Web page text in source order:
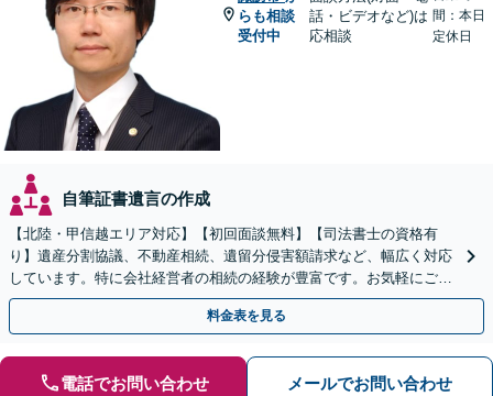
らも相談
受付中
話・ビデオなど)は
応相談
間：本日
定休日
自筆証書遺言の作成
【北陸・甲信越エリア対応】【初回面談無料】【司法書士の資格有
り】遺産分割協議、不動産相続、遺留分侵害額請求など、幅広く対応
しています。特に会社経営者の相続の経験が豊富です。お気軽にご相
談ください。【休日・夜間面談可】【オンライン面談可】
料金表を見る
電話でお問い合わせ メールでお問い合わせ